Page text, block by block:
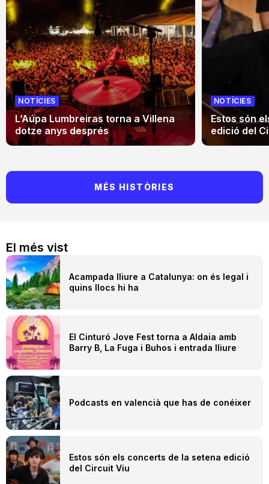
El més vist
Acampada lliure a Catalunya: on és legal i
quins llocs hi ha
El Cinturó Jove Fest torna a Aldaia amb
Barry B, La Fuga i Buhos i entrada lliure
Podcasts en valencià que has de conéixer
Estos són els concerts de la setena edició
del Circuit Viu
NOTÍCIES
L’Aúpa Lumbreiras torna a Villena
dotze anys després
NOTÍCIES
Estos són
edició del
MÉS HISTÒRIES